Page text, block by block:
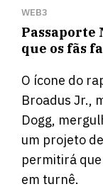
WEB3
Passaporte
que os fãs
O ícone do
Broadus Jr.,
Dogg,
um projeto
permitirá
em turnê.